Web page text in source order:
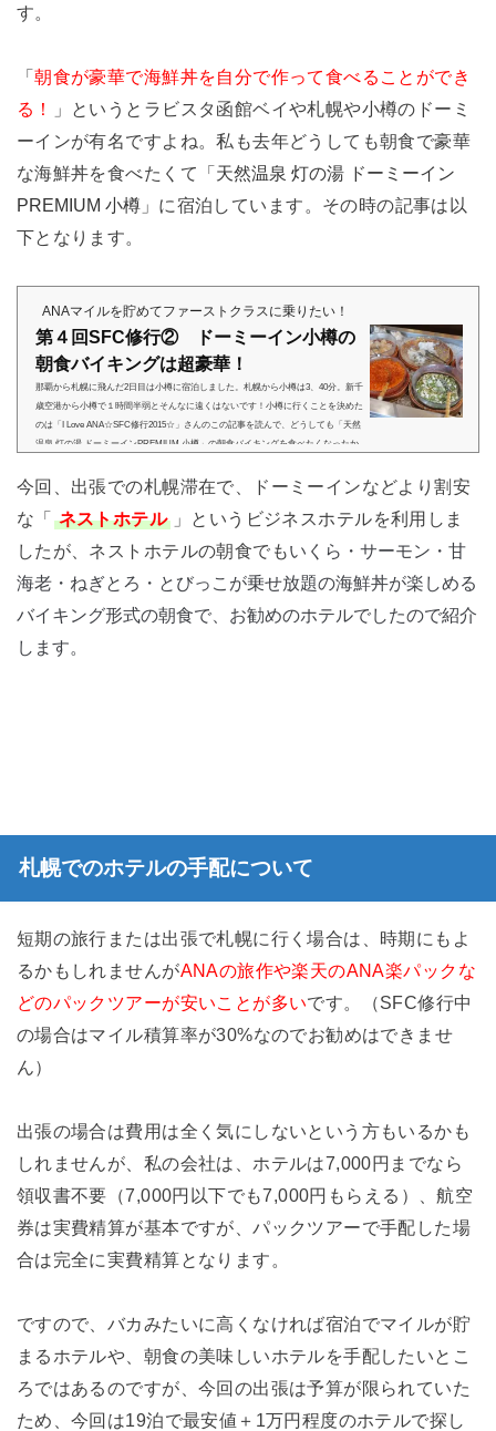
す。
「朝食が豪華で海鮮丼を自分で作って食べることができ
る！
」というとラビスタ函館ベイや札幌や小樽のドーミ
ーインが有名ですよね。私も去年どうしても朝食で豪華
な海鮮丼を食べたくて「天然温泉 灯の湯 ドーミーイン
PREMIUM 小樽」に宿泊しています。その時の記事は以
下となります。
ANAマイルを貯めてファーストクラスに乗りたい！
第４回SFC修行② ドーミーイン小樽の
朝食バイキングは超豪華！
那覇から札幌に飛んだ2日目は小樽に宿泊しました。札幌から小樽は3、40分。新千
歳空港から小樽で１時間半弱とそんなに遠くはないです！小樽に行くことを決めた
のは「I Love ANA☆SFC修行2015☆」さんのこの記事を読んで、どうしても「天然
温泉 灯の湯 ドーミーインPREMIUM 小樽」の朝食バイキングを食べたくなったか
回行くことができました。まずは風情ある小樽運河の写真から。 小樽運河は夕方、
今回、出張での札幌滞在で、ドーミーインなどより割安
な「 ネストホテル
」というビジネスホテルを利用しま
したが、ネストホテルの朝食でもいくら・サーモン・甘
海老・ねぎとろ・とびっこが乗せ放題の海鮮丼が楽しめる
バイキング形式の朝食で、お勧めのホテルでしたので紹介
します。
札幌でのホテルの手配について
短期の旅行または出張で札幌に行く場合は、時期にもよ
るかもしれませんがANAの旅作や楽天のANA楽パックな
どのパックツアーが安いことが多いです。（SFC修行中
の場合はマイル積算率が30%なのでお勧めはできませ
ん）
出張の場合は費用は全く気にしないという方もいるかも
しれませんが、私の会社は、ホテルは7,000円までなら
領収書不要（7,000円以下でも7,000円もらえる）、航空
券は実費精算が基本ですが、パックツアーで手配した場
合は完全に実費精算となります。
ですので、バカみたいに高くなければ宿泊でマイルが貯
まるホテルや、朝食の美味しいホテルを手配したいとこ
ろではあるのですが、今回の出張は予算が限られていた
ため、今回は19泊で最安値＋1万円程度のホテルで探し